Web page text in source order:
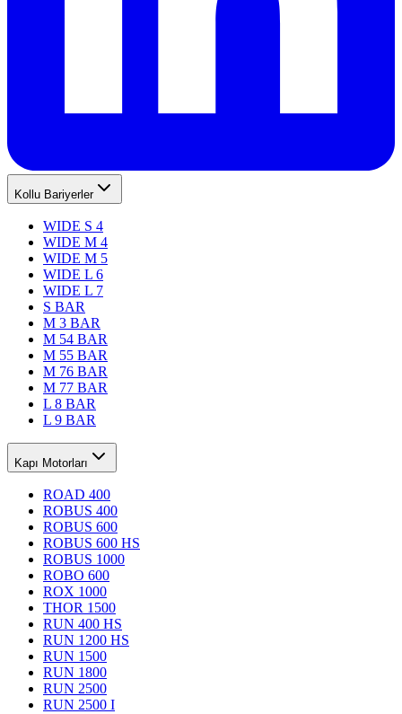
Kollu Bariyerler
WIDE S 4
WIDE M 4
WIDE M 5
WIDE L 6
WIDE L 7
S BAR
M 3 BAR
M 54 BAR
M 55 BAR
M 76 BAR
M 77 BAR
L 8 BAR
L 9 BAR
Kapı Motorları
ROAD 400
ROBUS 400
ROBUS 600
ROBUS 600 HS
ROBUS 1000
ROBO 600
ROX 1000
THOR 1500
RUN 400 HS
RUN 1200 HS
RUN 1500
RUN 1800
RUN 2500
RUN 2500 I